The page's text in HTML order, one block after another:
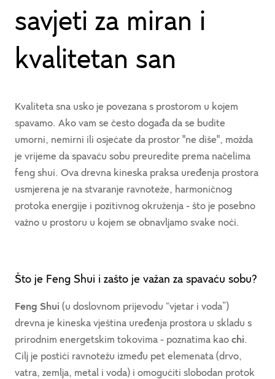
savjeti za miran i
kvalitetan san
Kvaliteta sna usko je povezana s prostorom u kojem
spavamo. Ako vam se često događa da se budite
umorni, nemirni ili osjećate da prostor "ne diše", možda
je vrijeme da spavaću sobu preuredite prema načelima
feng shui. Ova drevna kineska praksa uređenja prostora
usmjerena je na stvaranje ravnoteže, harmoničnog
protoka energije i pozitivnog okruženja - što je posebno
važno u prostoru u kojem se obnavljamo svake noći.
Što je Feng Shui i zašto je važan za spavaću sobu?
Feng Shui (u doslovnom prijevodu “vjetar i voda”)
drevna je kineska vještina uređenja prostora u skladu s
prirodnim energetskim tokovima - poznatima kao chi.
Cilj je postići ravnotežu između pet elemenata (drvo,
vatra, zemlja, metal i voda) i omogućiti slobodan protok